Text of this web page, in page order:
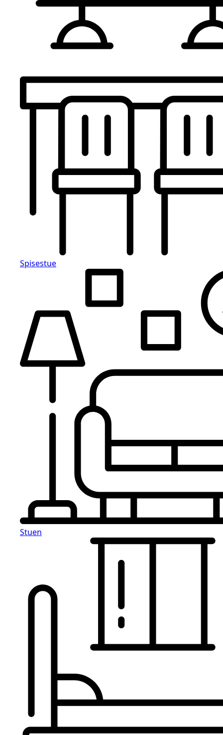
Spisestue
Stuen